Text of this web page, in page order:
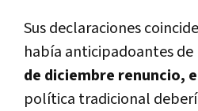
Sus declaraciones
había anticipadoantes de
de diciembre renuncio,
política tradicional